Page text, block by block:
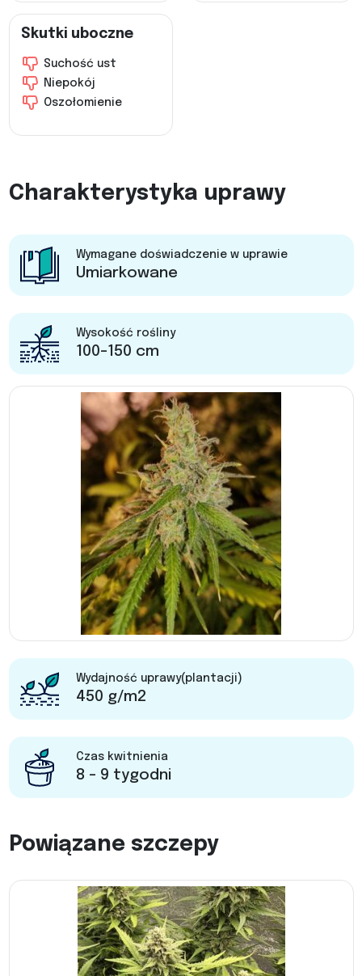
Skutki uboczne
Suchość ust
Niepokój
Oszołomienie
Charakterystyka uprawy
Wymagane doświadczenie w uprawie
Umiarkowane
Wysokość rośliny
100-150 cm
Wydajność uprawy(plantacji)
450 g/m2
Czas kwitnienia
8 - 9 tygodni
Powiązane szczepy